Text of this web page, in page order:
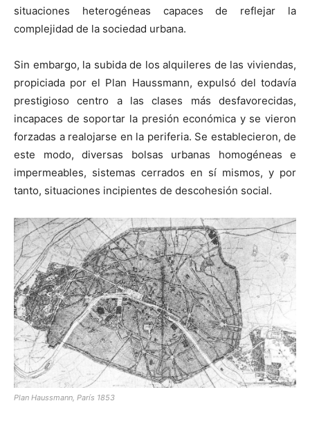
situaciones heterogéneas capaces de reflejar la
complejidad de la sociedad urbana.
Sin embargo, la subida de los alquileres de las viviendas,
propiciada por el Plan Haussmann, expulsó del todavía
prestigioso centro a las clases más desfavorecidas,
incapaces de soportar la presión económica y se vieron
forzadas a realojarse en la periferia. Se establecieron, de
este modo, diversas bolsas urbanas homogéneas e
impermeables, sistemas cerrados en sí mismos, y por
tanto, situaciones incipientes de descohesión social.
Plan Haussmann, París 1853